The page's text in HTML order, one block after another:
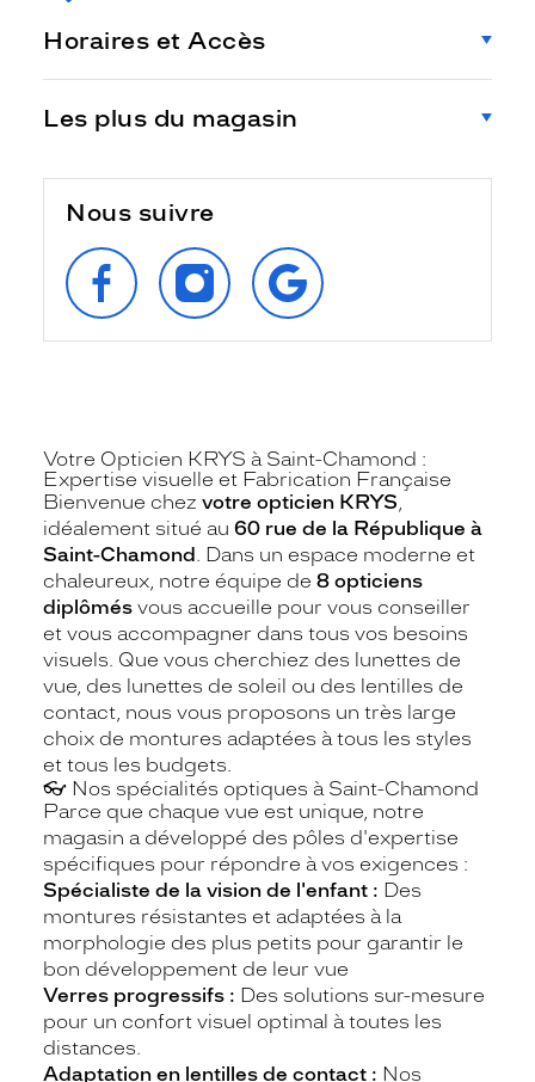
Horaires et Accès
Les plus du magasin
Nous suivre
SUIVEZ‑NOUS
SUR
FACEBOOK
SUIVEZ‑NOUS
SUR
INSTAGRAM
RETROUVEZ‑NOUS
SUR
GOOGLE
Votre Opticien KRYS à Saint-Chamond :
Expertise visuelle et Fabrication Française
Bienvenue chez votre opticien KRYS
idéalement situé au 60 rue de la République à
Saint-Chamond . Dans un espace moderne et
chaleureux, notre équipe de 8 opticiens
diplômés vous accueille pour vous conseiller
et vous accompagner dans tous vos besoins
visuels. Que vous cherchiez des lunettes de
vue, des lunettes de soleil ou des lentilles de
contact, nous vous proposons un très large
choix de montures adaptées à tous les styles
et tous les budgets.
👓 Nos spécialités optiques à Saint-Chamond
Parce que chaque vue est unique, notre
magasin a développé des pôles d'expertise
spécifiques pour répondre à vos exigences :
Spécialiste de la vision de l'enfant : Des
montures résistantes et adaptées à la
morphologie des plus petits pour garantir le
bon développement de leur vue
Verres progressifs : Des solutions sur-mesure
pour un confort visuel optimal à toutes les
distances.
Adaptation en lentilles de contact : Nos